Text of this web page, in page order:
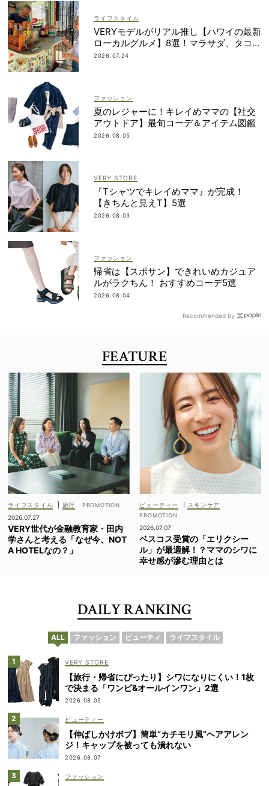
ライフスタイル
VERYモデルがリアル推し【ハワイの最新
ローカルグルメ】8選！マラサダ、タコス
etc.
2026.07.24
ファッション
夏のレジャーに！キレイめママの【社交
アウトドア】最旬コーデ＆アイテム図鑑
2026.08.05
VERY STORE
『Tシャツでキレイめママ』が完成！
【きちんと見えT】5選
2026.08.03
ファッション
帰省は【スポサン】できれいめカジュア
ルがラクちん！ おすすめコーデ5選
2026.08.04
Recommended by
FEATURE
ライフスタイル
旅行
2026.07.27
VERY世代が金融教育家・田内
学さんと考える「なぜ今、NOT
A HOTELなの？」
ビューティー スキンケア
2026.07.07
ベスコス受賞の「エリクシー
ル」が最適解！？ママのシワに
幸せ感が滲む理由とは
DAILY RANKING
ALL ファッション ビューティ ライフスタイル
VERY STORE
【旅行・帰省にぴったり】シワになりにくい！1枚
で決まる「ワンピ&オールインワン」2選
2026.08.05
ビューティー
【伸ばしかけボブ】簡単“カチモリ風”ヘアアレン
ジ！キャップを被っても潰れない
2026.08.07
ファッション